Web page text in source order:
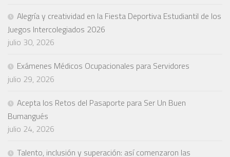
Alegría y creatividad en la Fiesta Deportiva Estudiantil de los
Juegos Intercolegiados 2026
julio 30, 2026
Exámenes Médicos Ocupacionales para Servidores
julio 29, 2026
Acepta los Retos del Pasaporte para Ser Un Buen
Bumangués
julio 24, 2026
Talento, inclusión y superación: así comenzaron las